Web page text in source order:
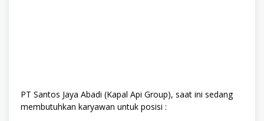
PT Santos Jaya Abadi (Kapal Api Group), saat ini sedang
membutuhkan karyawan untuk posisi :